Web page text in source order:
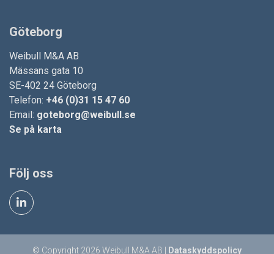
Göteborg
Weibull M&A AB
Mässans gata 10
SE-402 24 Göteborg
Telefon: +46 (0)31 15 47 60
Email: goteborg@weibull.se
Se på karta
Följ oss
© Copyright 2026 Weibull M&A AB | Dataskyddspolicy